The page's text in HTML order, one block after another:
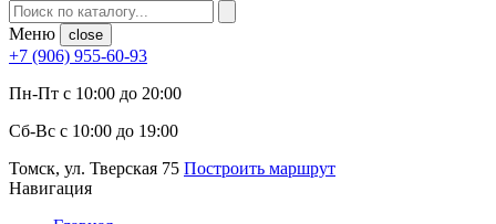
Меню close
+7 (906) 955-60-93
Пн-Пт с 10:00 до 20:00
Сб-Вс с 10:00 до 19:00
Томск, ул. Тверская 75 Построить маршрут
Навигация